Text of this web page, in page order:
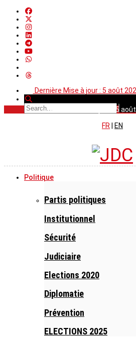
Dernière Mise à jour : 5 août
Dernière Mise à jour : 5
FR
EN
Politique
Partis politiques
Institutionnel
Sécurité
Judiciaire
Elections 2020
Diplomatie
Prévention
ELECTIONS 2025